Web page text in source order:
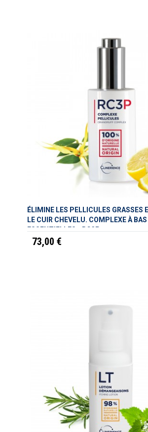
ÉLIMINE LES PELLICULES GRASSES
LE CUIR CHEVELU. COMPLEXE À BAS
ESSENTIELLES - RC3P
73,00 €